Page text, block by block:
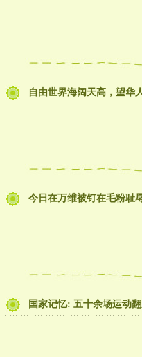
自由世界海阔天高，望华
今日在万维被钉在毛粉耻
国家记忆: 五十余场运动